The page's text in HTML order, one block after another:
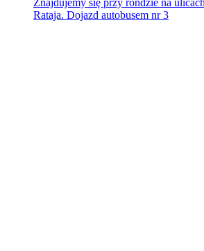
Znajdujemy się przy rondzie na
Rataja. Dojazd autobusem nr 3